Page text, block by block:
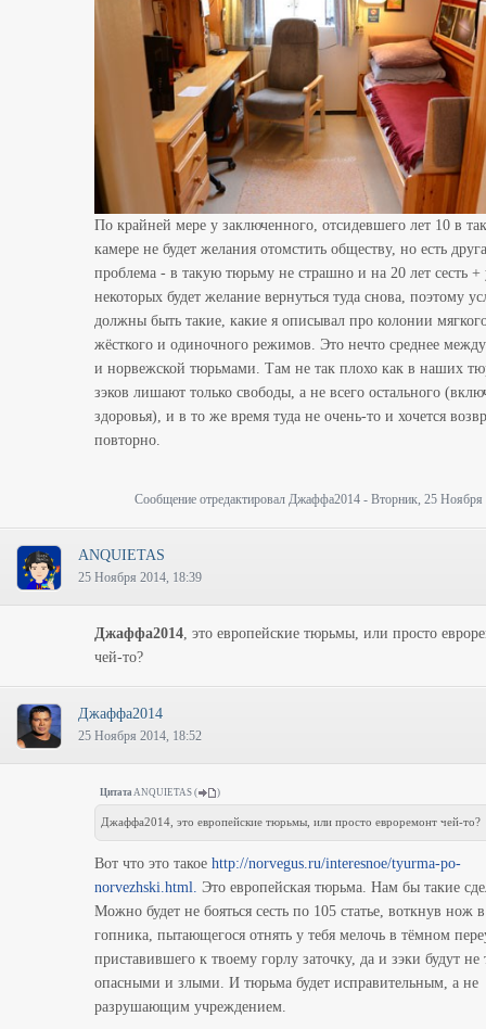
По крайней мере у заключенного, отсидевшего лет 10 в
камере не будет желания отомстить обществу, но есть
проблема - в такую тюрьму не страшно и на 20 лет сесть +
некоторых будет желание вернуться туда снова, поэтому
должны быть такие, какие я описывал про колонии
жёсткого и одиночного режимов. Это нечто среднее
и норвежской тюрьмами. Там не так плохо как в наших
зэков лишают только свободы, а не всего остального
здоровья), и в то же время туда не очень-то и хочется
повторно.
Сообщение отредактировал Джаффа2014 - Вторник, 25 Ноября
ANQUIETAS
25 Ноября 2014, 18:39
Джаффа2014, это европейские тюрьмы, или просто
чей-то?
Джаффа2014
25 Ноября 2014, 18:52
Цитата ANQUIETAS ( )
Джаффа2014, это европейские тюрьмы, или просто евроремонт чей-то?
Вот что это такое http://norvegus.ru/interesnoe/tyurma-po-
norvezhski.html. Это европейская тюрьма. Нам бы такие
Можно будет не бояться сесть по 105 статье, воткнув нож
гопника, пытающегося отнять у тебя мелочь в тёмном
приставившего к твоему горлу заточку, да и зэки будут не
опасными и злыми. И тюрьма будет исправительным, а не
разрушающим учреждением.